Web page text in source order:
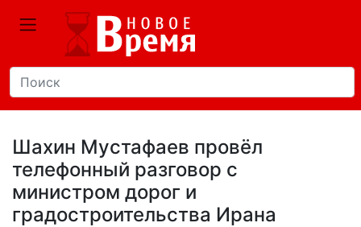
Шахин Мустафаев провёл
телефонный разговор с
министром дорог и
градостроительства Ирана